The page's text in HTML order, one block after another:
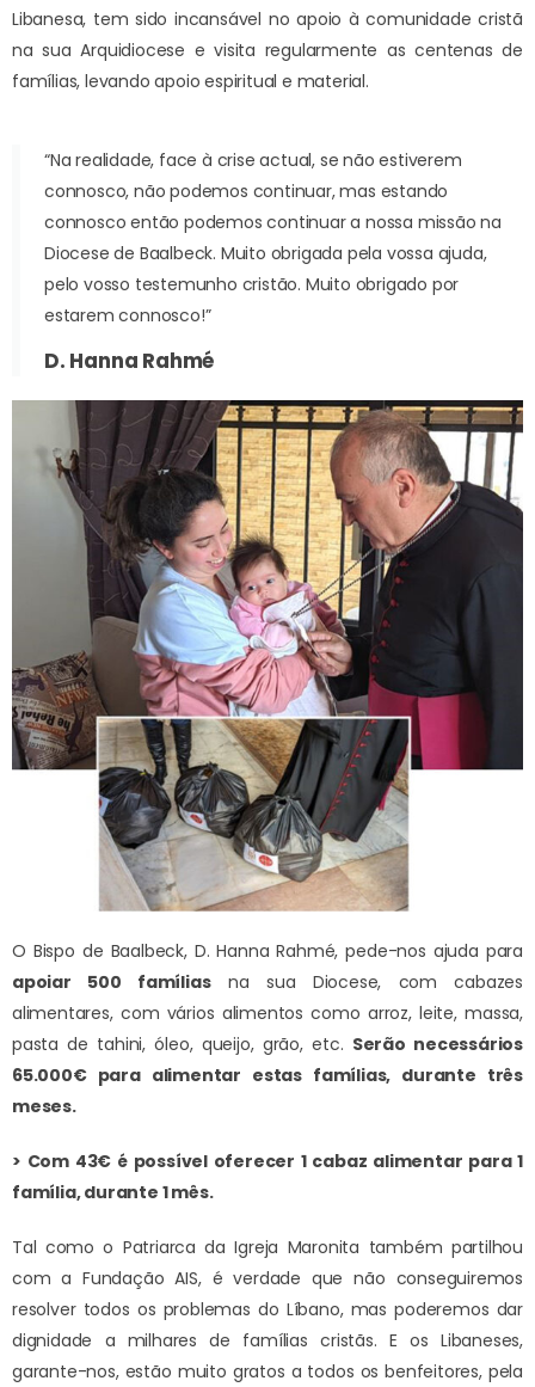
Libanesa, tem sido incansável no apoio à comunidade cristã
na sua Arquidiocese e visita regularmente as centenas de
famílias, levando apoio espiritual e material.
“Na realidade, face à crise actual, se não estiverem
connosco, não podemos continuar, mas estando
connosco então podemos continuar a nossa missão na
Diocese de Baalbeck. Muito obrigada pela vossa ajuda,
pelo vosso testemunho cristão. Muito obrigado por
estarem connosco!”
D. Hanna Rahmé
O Bispo de Baalbeck, D. Hanna Rahmé, pede-nos ajuda para
apoiar 500 famíliasna sua Diocese, com cabazes
alimentares, com vários alimentos como arroz, leite, massa,
pasta de tahini, óleo, queijo, grão, etc. Serão necessários
65.000€ para alimentar estas famílias, durante três
meses.
> Com 43€ é possível oferecer 1 cabaz alimentar para 1
família, durante 1 mês.
Tal como o Patriarca da Igreja Maronita também partilhou
com a Fundação AIS, é verdade que não conseguiremos
resolver todos os problemas do Líbano, mas poderemos dar
dignidade a milhares de famílias cristãs. E os Libaneses,
garante-nos, estão muito gratos a todos os benfeitores, pela